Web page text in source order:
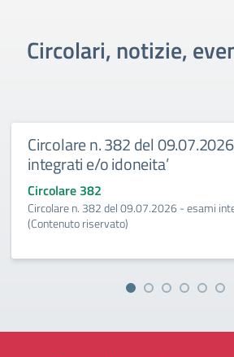
Circolari, notizie,
Circolare n. 382 del
integrati e/o idoneita’
Circolare 382
Circolare n. 382 del 09.07.2026 - esami
(Contenuto riservato)